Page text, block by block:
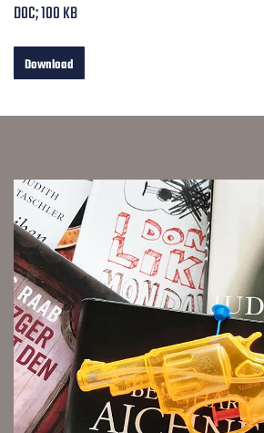
DOC; 100 KB
Download